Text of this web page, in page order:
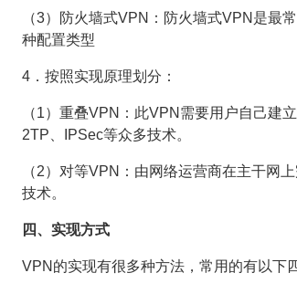
（3）防火墙式VPN：防火墙式VPN是最
种配置类型
4．按照实现原理划分：
（1）重叠VPN：此VPN需要用户自己建
2TP、IPSec等众多技术。
（2）对等VPN：由网络运营商在主干网
技术。
四、实现方式
VPN的实现有很多种方法，常用的有以下